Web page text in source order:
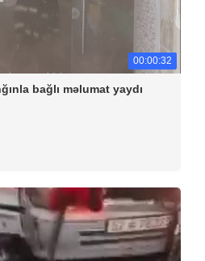
00:00:32
bağlı məlumat yaydı